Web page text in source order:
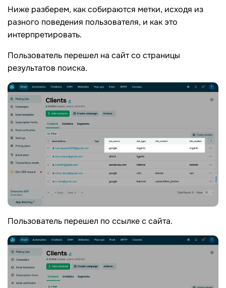
Ниже разберем, как собираются метки, исходя из
разного поведения пользователя, и как это
интерпретировать.
Пользователь перешел на сайт со страницы
результатов поиска.
Пользователь перешел по ссылке с сайта.